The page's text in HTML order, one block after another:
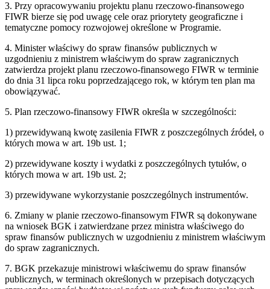
3. Przy opracowywaniu projektu planu rzeczowo-finansowego
FIWR bierze się pod uwagę cele oraz priorytety geograficzne i
tematyczne pomocy rozwojowej określone w Programie.
4. Minister właściwy do spraw finansów publicznych w
uzgodnieniu z ministrem właściwym do spraw zagranicznych
zatwierdza projekt planu rzeczowo-finansowego FIWR w terminie
do dnia 31 lipca roku poprzedzającego rok, w którym ten plan ma
obowiązywać.
5. Plan rzeczowo-finansowy FIWR określa w szczególności:
1) przewidywaną kwotę zasilenia FIWR z poszczególnych źródeł, o
których mowa w art. 19b ust. 1;
2) przewidywane koszty i wydatki z poszczególnych tytułów, o
których mowa w art. 19b ust. 2;
3) przewidywane wykorzystanie poszczególnych instrumentów.
6. Zmiany w planie rzeczowo-finansowym FIWR są dokonywane
na wniosek BGK i zatwierdzane przez ministra właściwego do
spraw finansów publicznych w uzgodnieniu z ministrem właściwym
do spraw zagranicznych.
7. BGK przekazuje ministrowi właściwemu do spraw finansów
publicznych, w terminach określonych w przepisach dotyczących